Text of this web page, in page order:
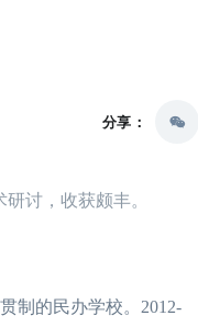
分享：
讨，收获颇丰。
制的民办学校。2012-